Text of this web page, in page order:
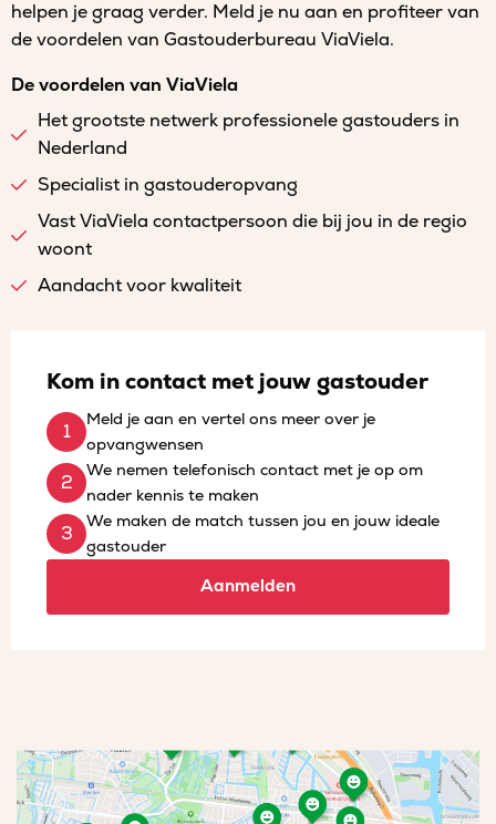
helpen je graag verder. Meld je nu aan en profiteer van
de voordelen van Gastouderbureau ViaViela.
De voordelen van ViaViela
Het grootste netwerk professionele gastouders in
Nederland
Specialist in gastouderopvang
Vast ViaViela contactpersoon die bij jou in de regio
woont
Aandacht voor kwaliteit
Kom in contact met jouw gastouder
Meld je aan en vertel ons meer over je
opvangwensen
We nemen telefonisch contact met je op om
nader kennis te maken
We maken de match tussen jou en jouw ideale
gastouder
Aanmelden